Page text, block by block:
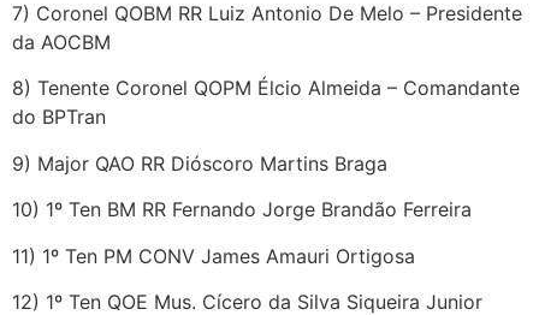
7) Coronel QOBM RR Luiz Antonio De Melo – Presidente
da AOCBM
8) Tenente Coronel QOPM Élcio Almeida – Comandante
do BPTran
9) Major QAO RR Dióscoro Martins Braga
10) 1º Ten BM RR Fernando Jorge Brandão Ferreira
11) 1º Ten PM CONV James Amauri Ortigosa
12) 1º Ten QOE Mus. Cícero da Silva Siqueira Junior